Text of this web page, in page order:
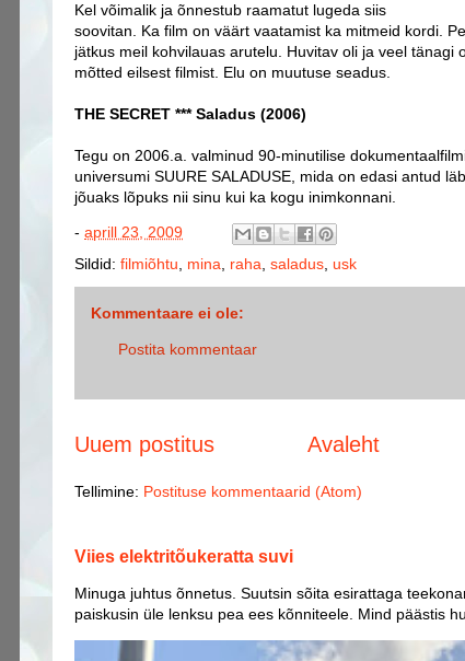
Kel võimalik ja õnnestub raamatut lugeda siis
soovitan. Ka film on väärt vaatamist ka mitmeid kordi.
jätkus meil kohvilauas arutelu. Huvitav oli ja veel tänagi
mõtted eilsest filmist. Elu on muutuse seadus.
THE SECRET *** Saladus (2006)
Tegu on 2006.a. valminud 90-minutilise
universumi SUURE SALADUSE, mida on edasi antud
jõuaks lõpuks nii sinu kui ka kogu inimkonnani.
- aprill 23, 2009
Sildid: filmiõhtu mina raha saladus usk
Kommentaare ei ole:
Postita kommentaar
Uuem postitus Avaleht
Tellimine: Postituse kommentaarid (Atom)
Viies elektritõukeratta suvi
Minuga juhtus õnnetus. Suutsin sõita esirattaga
paiskusin üle lenksu pea ees kõnniteele. Mind päästis